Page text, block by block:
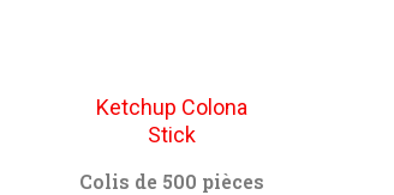
Ketchup Colona
Stick
Colis de 500 pièces